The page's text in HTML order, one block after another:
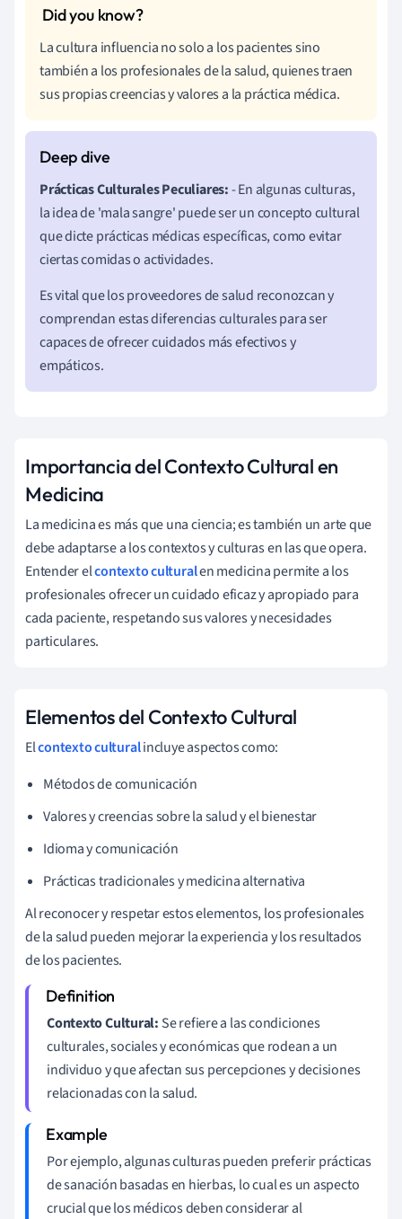
La cultura influencia no solo a los pacientes sino
también a los profesionales de la salud, quienes traen
sus propias creencias y valores a la práctica médica.
Prácticas Culturales Peculiares:- En algunas culturas,
la idea de 'mala sangre' puede ser un concepto cultural
que dicte prácticas médicas específicas, como evitar
ciertas comidas o actividades.
Es vital que los proveedores de salud reconozcan y
comprendan estas diferencias culturales para ser
capaces de ofrecer cuidados más efectivos y
empáticos.
Importancia del Contexto Cultural en
Medicina
La medicina es más que una ciencia; es también un arte que
debe adaptarse a los contextos y culturas en las que opera.
Entender elcontexto culturalen medicina permite a los
profesionales ofrecer un cuidado eficaz y apropiado para
cada paciente, respetando sus valores y necesidades
particulares.
Elementos del Contexto Cultural
Elcontexto culturalincluye aspectos como:
Métodos de comunicación
Valores y creencias sobre la salud y el bienestar
Idioma y comunicación
Prácticas tradicionales y medicina alternativa
Al reconocer y respetar estos elementos, los profesionales
de la salud pueden mejorar la experiencia y los resultados
de los pacientes.
Contexto Cultural: Se refiere a las condiciones
culturales, sociales y económicas que rodean a un
individuo y que afectan sus percepciones y decisiones
relacionadas con la salud.
Por ejemplo, algunas culturas pueden preferir prácticas
de sanación basadas en hierbas, lo cual es un aspecto
crucial que los médicos deben considerar al